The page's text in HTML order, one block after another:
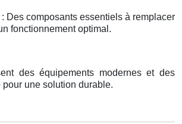
Des composants essentiels à remplacer
fonctionnement optimal.
des équipements modernes et des
pour une solution durable.